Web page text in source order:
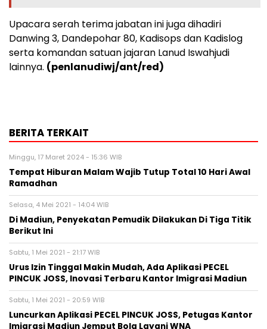
Upacara serah terima jabatan ini juga dihadiri
Danwing 3, Dandepohar 80, Kadisops dan Kadislog
serta komandan satuan jajaran Lanud Iswahjudi
lainnya. (penlanudiwj/ant/red)
BERITA TERKAIT
Minggu, 17 Maret 2024 - 15:36 WIB
Tempat Hiburan Malam Wajib Tutup Total 10 Hari Awal
Ramadhan
Selasa, 4 Mei 2021 - 14:04 WIB
Di Madiun, Penyekatan Pemudik Dilakukan Di Tiga Titik
Berikut Ini
Sabtu, 1 Mei 2021 - 21:17 WIB
Urus Izin Tinggal Makin Mudah, Ada Aplikasi PECEL
PINCUK JOSS, Inovasi Terbaru Kantor Imigrasi Madiun
Sabtu, 1 Mei 2021 - 20:59 WIB
Luncurkan Aplikasi PECEL PINCUK JOSS, Petugas Kantor
Imigrasi Madiun Jemput Bola Layani WNA